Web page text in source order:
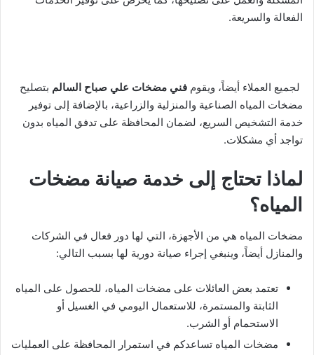
الفعالة والسريعة.
لجميع العملاء أيضاً، ويقوم فني مضخات علي صباح السالم بتصليح
مضخات المياه الصناعية والمنزلية والزراعية، بالإضافة إلى توفير
خدمة التشخيص السريع، لضمان المحافظة على تدفق المياه بدون
تواجد أي مشكلات.
لماذا تحتاج إلى خدمة صيانة مضخات
المياه؟
مضخات المياه هي من الأجهزة، التي لها دور فعال في الشركات
والمنازل أيضاً، وينبغي إجراء صيانة دورية لها بسبب التالي:
تعتمد بعض العائلات على مضخات المياه، للحصول على المياه
الثابتة والمستمرة، للاستعمال اليومي في الغسيل أو
الاستحمام أو الشرب.
مضخات المياه تساعدكم في استمرار المحافظة على العمليات